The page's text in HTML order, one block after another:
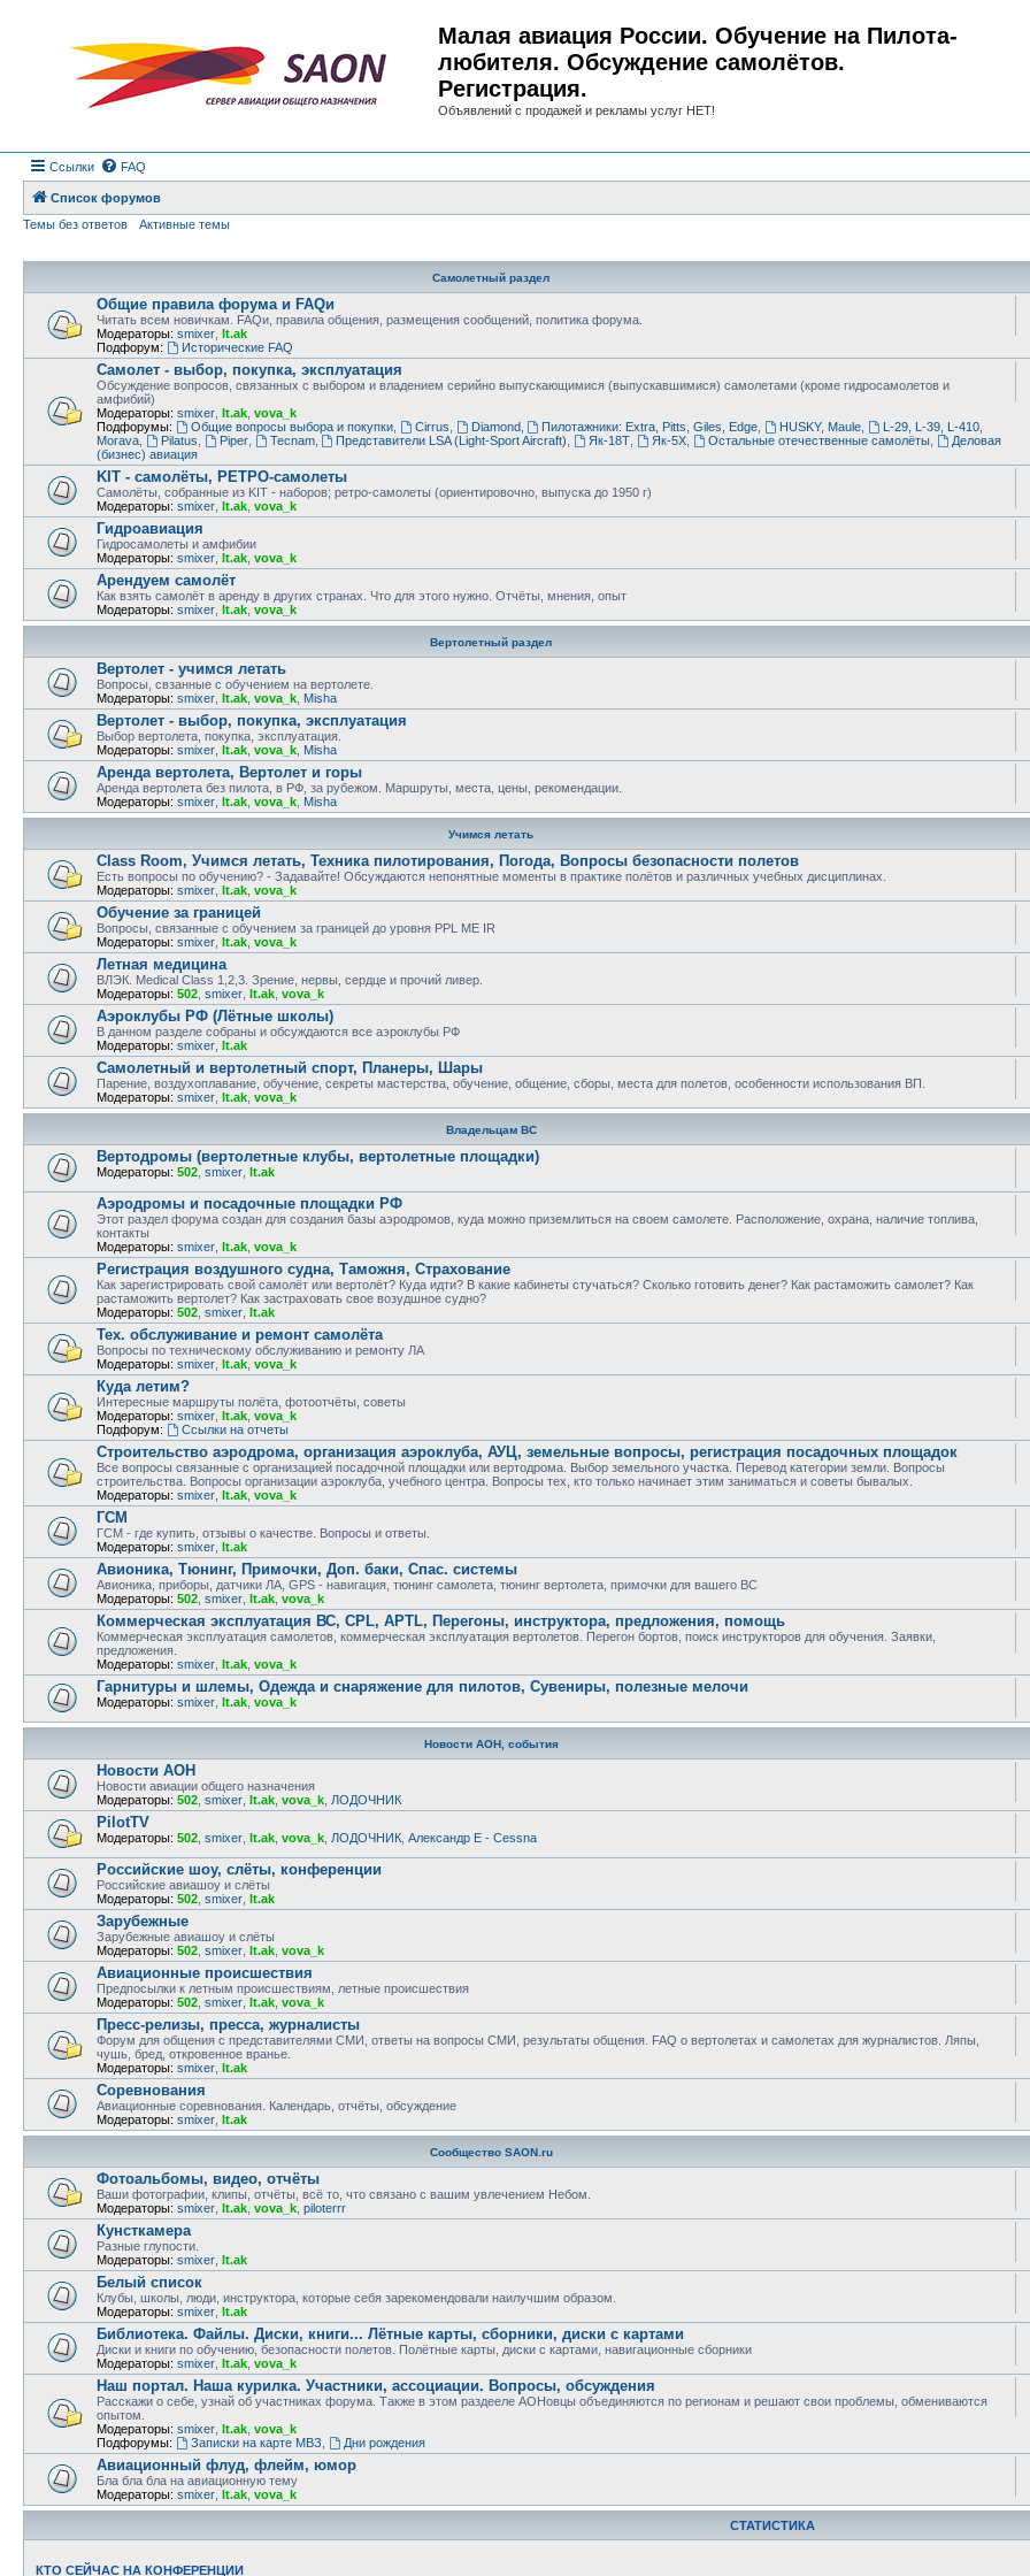
Малая авиация России. Обучение на Пилота-
любителя. Обсуждение самолётов.
Регистрация.
Объявлений с продажей и рекламы услуг НЕТ!
Ссылки FAQ
Список форумов
Темы без ответов
Активные темы
Самолетный раздел
Общие правила форума и FAQи
Читать всем новичкам. FAQи, правила общения, размещения сообщений, политика форума.
Модераторы: smixer lt.ak
Подфорум:
Исторические FAQ
Самолет - выбор, покупка, эксплуатация
Обсуждение вопросов, связанных с выбором и владением серийно выпускающимися (выпускавшимися) самолетами (кроме гидросамолетов и
амфибий)
Модераторы: smixer lt.ak vova_k
Подфорумы:
Общие вопросы выбора и покупки, Cirrus Diamond, Пилотажники: Extra, Pitts, Giles, Edge HUSKY, Maule
L-29, L-39, L-410,
Morava
Pilatus Piper, Tecnam, Представители LSA (Light-Sport Aircraft) Як-18Т Як-5Х Остальные отечественные самолёты,
Деловая
(бизнес) авиация
KIT - самолёты, РЕТРО-самолеты
Самолёты, собранные из KIT - наборов; ретро-самолеты (ориентировочно, выпуска до 1950 г)
Модераторы: smixer lt.ak vova_k
Гидроавиация
Гидросамолеты и амфибии
Модераторы: smixer lt.ak vova_k
Арендуем самолёт
Как взять самолёт в аренду в других странах. Что для этого нужно. Отчёты, мнения, опыт
Модераторы: smixer lt.ak vova_k
Вертолетный раздел
Вертолет - учимся летать
Вопросы, свзанные с обучением на вертолете.
Модераторы: smixer lt.ak vova_k Misha
Вертолет - выбор, покупка, эксплуатация
Выбор вертолета, покупка, эксплуатация.
Модераторы: smixer lt.ak vova_k Misha
Аренда вертолета, Вертолет и горы
Аренда вертолета без пилота, в РФ, за рубежом. Маршруты, места, цены, рекомендации.
Модераторы: smixer lt.ak vova_k Misha
Учимся летать
Class Room, Учимся летать, Техника пилотирования, Погода, Вопросы безопасности полетов
Есть вопросы по обучению? - Задавайте! Обсуждаются непонятные моменты в практике полётов и различных учебных дисциплинах.
Модераторы: smixer lt.ak vova_k
Обучение за границей
Вопросы, связанные с обучением за границей до уровня PPL ME IR
Модераторы: smixer lt.ak vova_k
Летная медицина
ВЛЭК. Medical Class 1,2,3. Зрение, нервы, сердце и прочий ливер.
Модераторы: 502 smixer lt.ak vova_k
Аэроклубы РФ (Лётные школы)
В данном разделе собраны и обсуждаются все аэроклубы РФ
Модераторы: smixer lt.ak
Самолетный и вертолетный спорт, Планеры, Шары
Парение, воздухоплавание, обучение, секреты мастерства, обучение, общение, сборы, места для полетов, особенности использования ВП.
Модераторы: smixer lt.ak vova_k
Владельцам ВС
Вертодромы (вертолетные клубы, вертолетные площадки)
Модераторы: 502 smixer lt.ak
Аэродромы и посадочные площадки РФ
Этот раздел форума создан для создания базы аэродромов, куда можно приземлиться на своем самолете. Расположение, охрана, наличие топлива,
контакты
Модераторы: smixer lt.ak vova_k
Регистрация воздушного судна, Таможня, Страхование
Как зарегистрировать свой самолёт или вертолёт? Куда идти? В какие кабинеты стучаться? Сколько готовить денег? Как растаможить самолет? Как
растаможить вертолет? Как застраховать свое возудшное судно?
Модераторы: 502 smixer lt.ak
Тех. обслуживание и ремонт самолёта
Вопросы по техническому обслуживанию и ремонту ЛА
Модераторы: smixer lt.ak vova_k
Куда летим?
Интересные маршруты полёта, фотоотчёты, советы
Модераторы: smixer lt.ak vova_k
Подфорум:
Ссылки на отчеты
Строительство аэродрома, организация аэроклуба, АУЦ, земельные вопросы, регистрация посадочных площадок
Все вопросы связанные с организацией посадочной площадки или вертодрома. Выбор земельного участка. Перевод категории земли. Вопросы
строительства. Вопросы организации аэроклуба, учебного центра. Вопросы тех, кто только начинает этим заниматься и советы бывалых.
Модераторы: smixer lt.ak vova_k
ГСМ
ГСМ - где купить, отзывы о качестве. Вопросы и ответы.
Модераторы: smixer lt.ak
Авионика, Тюнинг, Примочки, Доп. баки, Спас. системы
Авионика, приборы, датчики ЛА, GPS - навигация, тюнинг самолета, тюнинг вертолета, примочки для вашего ВС
Модераторы: 502 smixer lt.ak vova_k
Коммерческая эксплуатация ВС, CPL, APTL, Перегоны, инструктора, предложения, помощь
Коммерческая эксплуатация самолетов, коммерческая эксплуатация вертолетов. Перегон бортов, поиск инструкторов для обучения. Заявки,
предложения.
Модераторы: smixer lt.ak vova_k
Гарнитуры и шлемы, Одежда и снаряжение для пилотов, Сувениры, полезные мелочи
Модераторы: smixer lt.ak vova_k
Новости АОН, события
Новости АОН
Новости авиации общего назначения
Модераторы: 502 smixer lt.ak vova_k ЛОДОЧНИК
PilotTV
Модераторы: 502 smixer lt.ak vova_k ЛОДОЧНИК Александр E - Cessna
Российские шоу, слёты, конференции
Российские авиашоу и слёты
Модераторы: 502 smixer lt.ak
Зарубежные
Зарубежные авиашоу и слёты
Модераторы: 502 smixer lt.ak vova_k
Авиационные происшествия
Предпосылки к летным происшествиям, летные происшествия
Модераторы: 502 smixer lt.ak vova_k
Пресс-релизы, пресса, журналисты
Форум для общения с представителями СМИ, ответы на вопросы СМИ, результаты общения. FAQ о вертолетах и самолетах для журналистов. Ляпы,
чушь, бред, откровенное вранье.
Модераторы: smixer lt.ak
Соревнования
Авиационные соревнования. Календарь, отчёты, обсуждение
Модераторы: smixer lt.ak
Сообщество SAON.ru
Фотоальбомы, видео, отчёты
Ваши фотографии, клипы, отчёты, всё то, что связано с вашим увлечением Небом.
Модераторы: smixer lt.ak vova_k piloterrr
Кунсткамера
Разные глупости.
Модераторы: smixer lt.ak
Белый список
Клубы, школы, люди, инструктора, которые себя зарекомендовали наилучшим образом.
Модераторы: smixer lt.ak
Библиотека. Файлы. Диски, книги... Лётные карты, сборники, диски с картами
Диски и книги по обучению, безопасности полетов. Полётные карты, диски с картами, навигационные сборники
Модераторы: smixer lt.ak vova_k
Наш портал. Наша курилка. Участники, ассоциации. Вопросы, обсуждения
Расскажи о себе, узнай об участниках форума. Также в этом раздееле АОНовцы объединяются по регионам и решают свои проблемы, обмениваются
опытом.
Модераторы: smixer lt.ak vova_k
Подфорумы:
Записки на карте МВЗ Дни рождения
Авиационный флуд, флейм, юмор
Бла бла бла на авиационную тему
Модераторы: smixer lt.ak vova_k
СТАТИСТИКА
КТО СЕЙЧАС НА КОНФЕРЕНЦИИ